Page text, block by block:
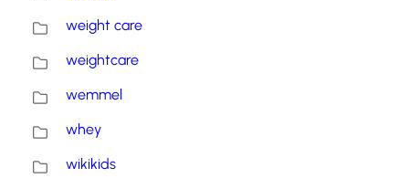
weight care
weightcare
wemmel
whey
wikikids